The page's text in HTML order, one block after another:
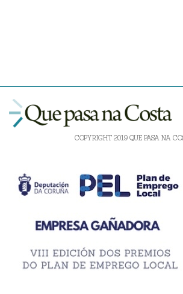
COPYRIGHT 2019 QUE PASA NA